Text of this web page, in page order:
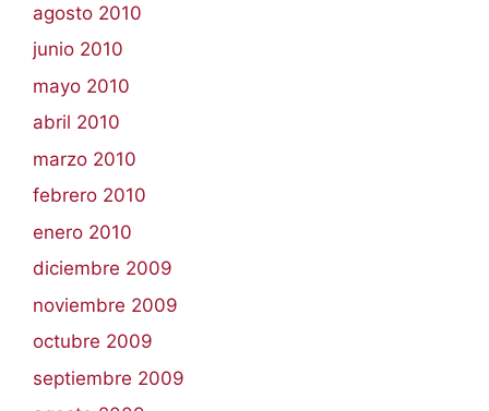
agosto 2010
junio 2010
mayo 2010
abril 2010
marzo 2010
febrero 2010
enero 2010
diciembre 2009
noviembre 2009
octubre 2009
septiembre 2009